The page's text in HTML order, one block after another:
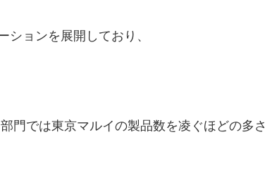
ョンを展開しており、
門では東京マルイの製品数を凌ぐほどの多さ